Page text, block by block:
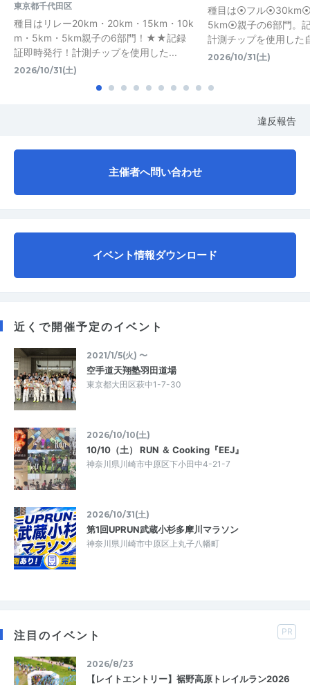
東京都千代田区
種目はリレー20km・20km・15km・10k
m・5km・5km親子の6部門！★★記録
証即時発行！計測チップを使用した...
2026/10/31(土)
種目は⦿フル
5km⦿親子の6部門。
計測チップを使用した
2026/10/31(土)
違反報告
主催者へ問い合わせ
イベント情報ダウンロード
近くで開催予定のイベント
2021/1/5(火) 〜
空手道天翔塾羽田道場
東京都大田区萩中1-7-30
2026/10/10(土)
10/10（土） RUN ＆ Cooking『EEJ』
神奈川県川崎市中原区下小田中4-21-7
2026/10/31(土)
第1回UPRUN武蔵小杉多摩川マラソン
神奈川県川崎市中原区上丸子八幡町
注目のイベント PR
2026/8/23
【レイトエントリー】裾野高原トレイルラン2026